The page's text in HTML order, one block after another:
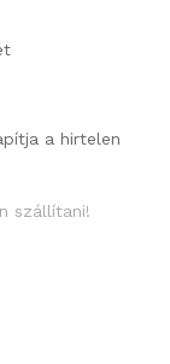
a hirtelen
szállítani!